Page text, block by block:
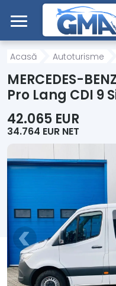
Mergi direct la conținutul
Acasă
Autoturisme
Motociclete
Autoutilitare
Alte tipuri vehicule
Despre Noi
Contact
Acasă Autoturisme
MERCEDES-
Pro Lang CDI 9
42.065 EUR
34.764 EUR NET